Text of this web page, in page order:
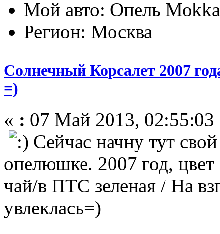
Мой авто: Опель
Регион: Москва
Солнечный Корсалет 2007
=)
« : 07 Май 2013, 02:55:03
Сейчас начну тут
опелюшке. 2007 год,
чай/в ПТС зеленая / На
увлеклась=)